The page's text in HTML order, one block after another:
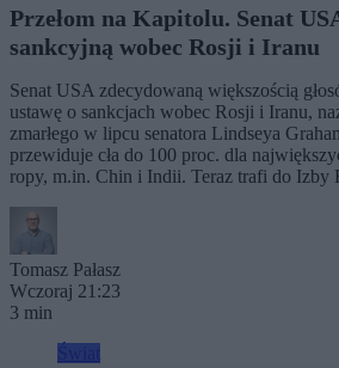
Przełom na Kapitolu. Senat
sankcyjną wobec Rosji i Iranu
Senat USA zdecydowaną większością
ustawę o sankcjach wobec Rosji i Iranu,
zmarłego w lipcu senatora Lindseya
przewiduje cła do 100 proc. dla
ropy, m.in. Chin i Indii. Teraz trafi do Izby
Tomasz Pałasz
Wczoraj 21:23
3 min